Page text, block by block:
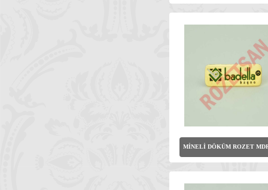
MİNELİ DÖKÜM ROZET